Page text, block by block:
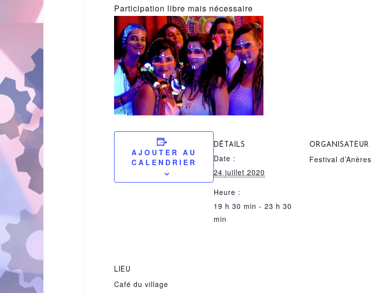
Participation libre mais nécessaire
AJOUTER AU
CALENDRIER
DÉTAILS
Date :
24 juillet 2020
Heure :
19 h 30 min - 23 h 30
min
ORGANISATEUR
Festival d’Anères
LIEU
Café du village